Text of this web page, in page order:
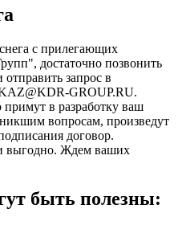
с прилегающих
достаточно позвонить
запрос в
GROUP.RU.
в разработку ваш
вопросам, произведут
договор.
выгодно. Ждем ваших
быть полезны: